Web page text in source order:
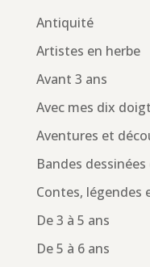
Antiquité
Artistes en herbe
Avant 3 ans
Avec mes dix
Aventures et
Bandes
Contes, légendes
De 3 à 5 ans
De 5 à 6 ans